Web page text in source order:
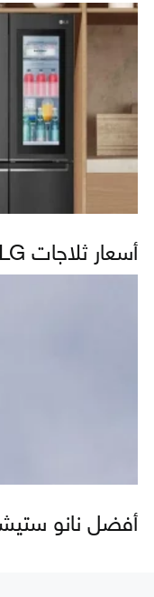
أسعار ثلاجات LG في العراق
أفضل نانو